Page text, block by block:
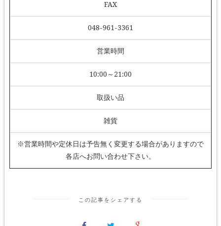
FAX
048-961-3361
営業時間
10:00～21:00
取扱い品
雑貨
※営業時間や定休日は予告無く変更する場合がありますので
各店へお問い合わせ下さい。
この記事をシェアする